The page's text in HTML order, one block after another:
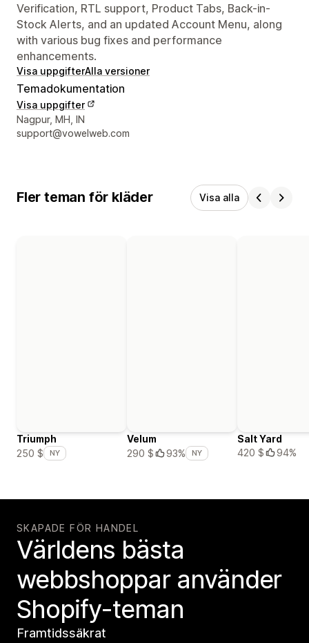
Verification, RTL support, Product Tabs, Back-in-
Stock Alerts, and an updated Account Menu, along
with various bug fixes and performance
enhancements.
Visa uppgifterAlla versioner
Temadokumentation
Visa uppgifter
Designerns kontaktuppgifter
Nagpur, MH, IN
support@vowelweb.com
Fler teman för kläder Visa alla
Triumph
250 $
NY
Velum
290 $
93% NY
Salt Yard
420 $
94%
SKAPADE FÖR HANDEL
Världens bästa
webbshoppar använder
Shopify-teman
Framtidssäkrat